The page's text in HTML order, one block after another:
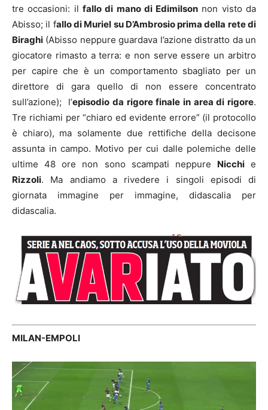
tre occasioni: il fallo di mano di Edimilson non visto da
Abisso; il fallo di Muriel su D’Ambrosio prima della rete di
Biraghi (Abisso neppure guardava l’azione distratto da un
giocatore rimasto a terra: e non serve essere un arbitro
per capire che è un comportamento sbagliato per un
direttore di gara quello di non essere concentrato
sull’azione); l’episodio da rigore finale in area di rigore.
Tre richiami per “chiaro ed evidente errore” (il protocollo
è chiaro), ma solamente due rettifiche della decisone
assunta in campo. Motivo per cui dalle polemiche delle
ultime 48 ore non sono scampati neppure Nicchie
Rizzoli. Ma andiamo a rivedere i singoli episodi di
giornata immagine per immagine, didascalia per
didascalia.
MILAN-EMPOLI